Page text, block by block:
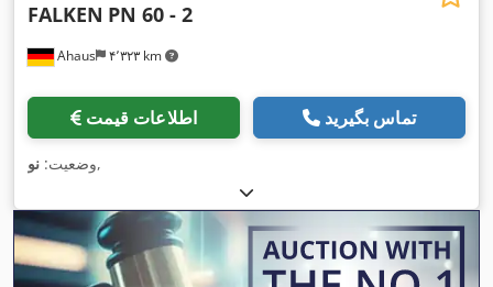
Ahaus ۴٬۳۲۳ km
FALKEN PN 60 - 2
اطلاعات قیمت تماس بگیرید
وضعیت: نو ,